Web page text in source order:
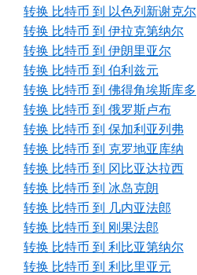
转换 比特币 到 以色列新谢克尔
转换 比特币 到 伊拉克第纳尔
转换 比特币 到 伊朗里亚尔
转换 比特币 到 伯利兹元
转换 比特币 到 佛得角埃斯库多
转换 比特币 到 俄罗斯卢布
转换 比特币 到 保加利亚列弗
转换 比特币 到 克罗地亚库纳
转换 比特币 到 冈比亚达拉西
转换 比特币 到 冰岛克朗
转换 比特币 到 几内亚法郎
转换 比特币 到 刚果法郎
转换 比特币 到 利比亚第纳尔
转换 比特币 到 利比里亚元